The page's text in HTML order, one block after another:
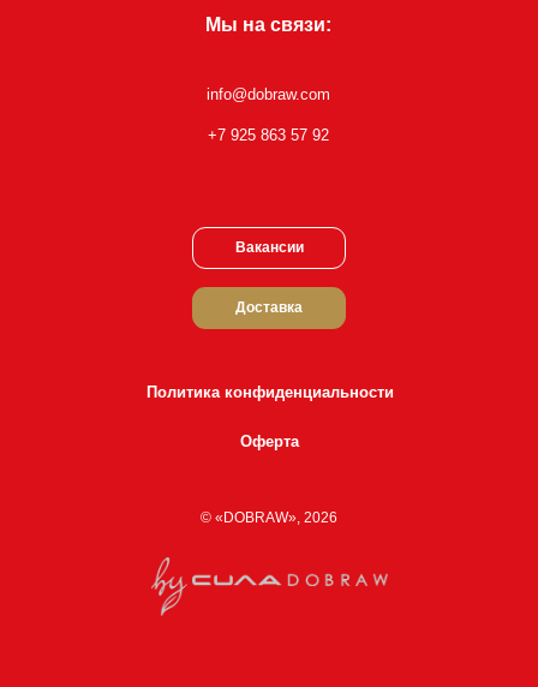
© «DOBRAW», 2026
Политика конфиденциальности
Оферта
Мы на связи:
info@dobraw.com
+7 925 863 57 92
Доставка
Вакансии